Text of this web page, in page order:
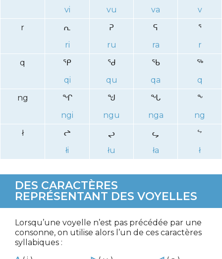
vi
vu va
v
r
ᕆ ᕈ ᕋ
ᕐ
ri
ru ra
r
q
ᕿ ᖁ ᖃ
ᖅ
qi
qu qa
q
ng
ᖏ ᖑ ᖓ
ᖕ
ngi
ngu nga
ng
ł
ᖠ ᖢ ᖤ
ᖦ
łi
łu ła ł
DES CARACTÈRES
REPRÉSENTANT DES VOYELLES
Lorsqu’une voyelle n’est pas précédée par une
consonne, on utilise alors l’un de ces caractères
syllabiques :